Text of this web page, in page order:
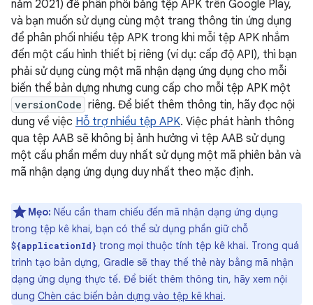
năm 2021) để phân phối bằng tệp APK trên Google Play,
và bạn muốn sử dụng cùng một trang thông tin ứng dụng
để phân phối nhiều tệp APK trong khi mỗi tệp APK nhắm
đến một cấu hình thiết bị riêng (ví dụ: cấp độ API), thì bạn
phải sử dụng cùng một mã nhận dạng ứng dụng cho mỗi
biến thể bản dựng nhưng cung cấp cho mỗi tệp APK một
versionCode riêng. Để biết thêm thông tin, hãy đọc nội
dung về việc Hỗ trợ nhiều tệp APK. Việc phát hành thông
qua tệp AAB sẽ không bị ảnh hưởng vì tệp AAB sử dụng
một cấu phần mềm duy nhất sử dụng một mã phiên bản và
mã nhận dạng ứng dụng duy nhất theo mặc định.
Mẹo: Nếu cần tham chiếu đến mã nhận dạng ứng dụng
trong tệp kê khai, bạn có thể sử dụng phần giữ chỗ
${applicationId} trong mọi thuộc tính tệp kê khai. Trong quá
trình tạo bản dựng, Gradle sẽ thay thế thẻ này bằng mã nhận
dạng ứng dụng thực tế. Để biết thêm thông tin, hãy xem nội
dung Chèn các biến bản dựng vào tệp kê khai.